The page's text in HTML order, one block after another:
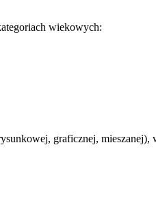
wiekowych:
graficznej, mieszanej),